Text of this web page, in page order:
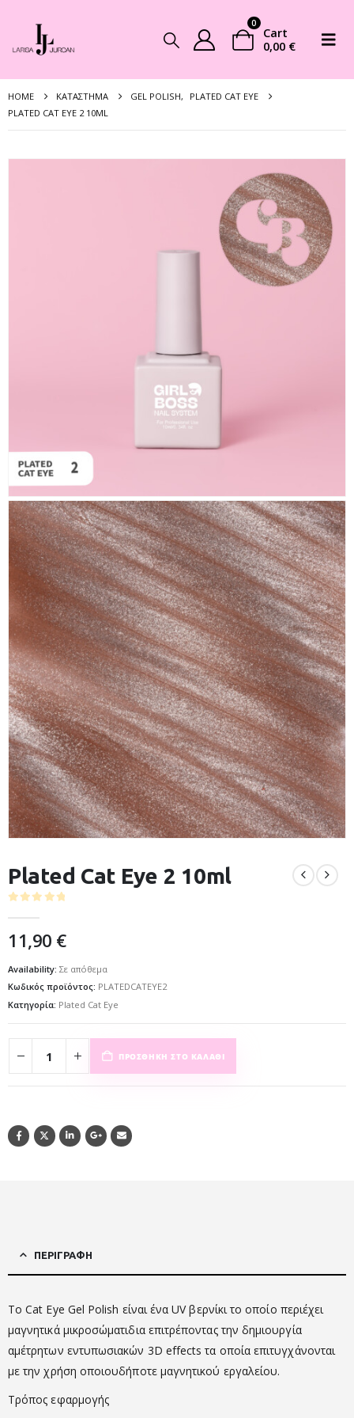
0
Cart
0,00 €
HOME ΚΑΤΆΣΤΗΜΑ GEL POLISH,
PLATED CAT EYE
PLATED CAT EYE 2 10ML
Plated Cat Eye 2 10ml
11,90 €
Availability: Σε απόθεμα
Κωδικός προϊόντος: PLATEDCATEYE2
Κατηγορία: Plated Cat Eye
ΠΡΟΣΘΉΚΗ ΣΤΟ ΚΑΛΆΘΙ
ΠΕΡΙΓΡΑΦΉ
Το Cat Eye Gel Polish είναι ένα UV βερνίκι το οποίο περιέχει
μαγνητικά μικροσώματιδια επιτρέποντας την δημιουργία
αμέτρητων εντυπωσιακών 3D effects τα οποία επιτυγχάνονται
με την χρήση οποιουδήποτε μαγνητικού εργαλείου.
Τρόπος εφαρμογής